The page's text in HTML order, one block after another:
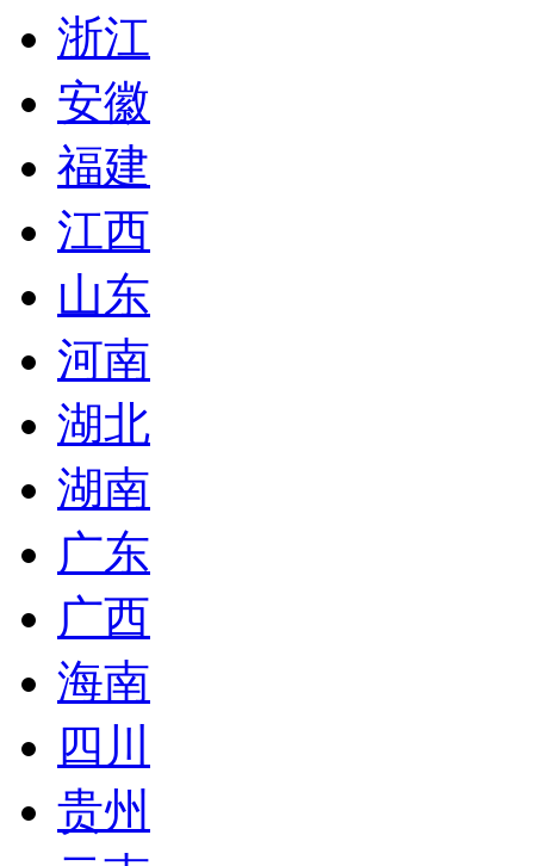
浙江
安徽
福建
江西
山东
河南
湖北
湖南
广东
广西
海南
四川
贵州